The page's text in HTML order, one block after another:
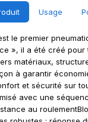
Usage
le premier
», il a été créé
matériaux,
à garantir
et sécurité sur
avec une
au